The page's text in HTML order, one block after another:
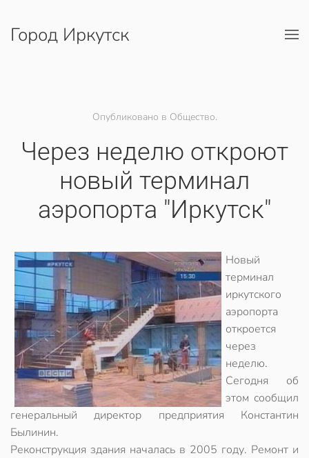
Перейти к содержимому
Город Иркутск
Опубликовано в Общество.
Через неделю откроют
новый терминал
аэропорта "Иркутск"
Новый
терминал
иркутского
аэропорта
откроется
через
неделю.
Сегодня об
этом сообщил
генеральный директор предприятия Константин
Былинин.
Реконструкция здания началась в 2005 году. Ремонт и